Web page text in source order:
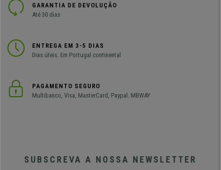
GARANTIA DE DEVOLUÇÃO
Até 30 dias
ENTREGA EM 3-5 DIAS
Dias úteis. Em Portugal continental
PAGAMENTO SEGURO
Multibanco, Visa, MasterCard, Paypal. MBWAY
SUBSCREVA A NOSSA NEWSLETTER